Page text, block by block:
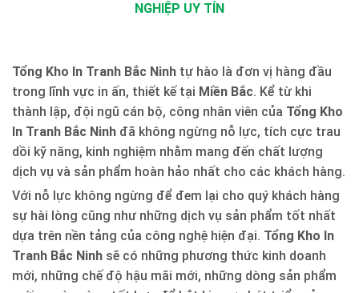
NGHIỆP UY TÍN
Tổng Kho In Tranh Bắc Ninh tự hào là đơn vị hàng đầu
trong lĩnh vực in ấn, thiết kế tại Miền Bắc. Kể từ khi
thành lập, đội ngũ cán bộ, công nhân viên của Tổng Kho
In Tranh Bắc Ninh đã không ngừng nỗ lực, tích cực trau
dồi kỹ năng, kinh nghiệm nhằm mang đến chất lượng
dịch vụ và sản phẩm hoàn hảo nhất cho các khách hàng.
Với nỗ lực không ngừng để đem lại cho quý khách hàng
sự hài lòng cũng như những dịch vụ sản phẩm tốt nhất
dựa trên nền tảng của công nghệ hiện đại. Tổng Kho In
Tranh Bắc Ninh sẽ có những phương thức kinh doanh
mới, những chế độ hậu mãi mới, những dòng sản phẩm